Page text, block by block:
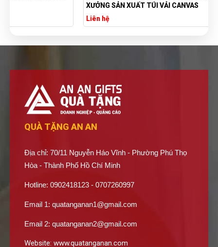
XƯỞNG SẢN XUẤT TÚI VẢI CANVAS
QUÀ TẶNG AN AN
Địa chỉ: 70/11 Nguyễn Háo Vĩnh - Phường Phú Thọ
Hòa - Thành Phố Hồ Chí Minh
Hotline: 0902418123 - 0707260997
Email 1: quatanganan1@gmail.com
Email 2: quatanganan2@gmail.com
Website: www.quatanganan.com